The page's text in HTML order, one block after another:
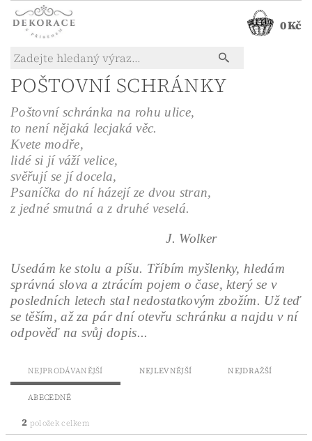
0 Kč
POŠTOVNÍ SCHRÁNKY
Poštovní schránka na rohu ulice,
to není nějaká lecjaká věc.
Kvete modře,
lidé si jí váží velice,
svěřují se jí docela,
Psaníčka do ní házejí ze dvou stran,
z jedné smutná a z druhé veselá.
J. Wolker
Usedám ke stolu a píšu. Tříbím myšlenky, hledám
správná slova a ztrácím pojem o čase, který se v
posledních letech stal nedostatkovým zbožím. Už teď
se těším, až za pár dní otevřu schránku a najdu v ní
odpověď na svůj dopis...
NEJPRODÁVANĚJŠÍ NEJLEVNĚJŠÍ NEJDRAŽŠÍ
ABECEDNĚ
2 položek celkem